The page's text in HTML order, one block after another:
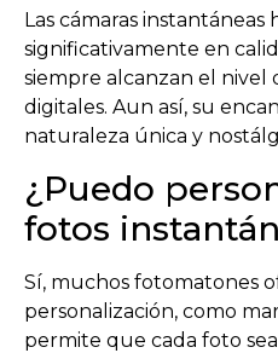
Las cámaras instantáneas
significativamente en
siempre alcanzan el nivel
digitales. Aun así, su
naturaleza única y
¿Puedo
fotos
Sí, muchos fotomatones
personalización, como
permite que cada foto